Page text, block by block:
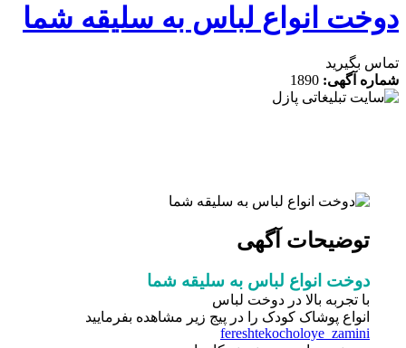
انواع لباس به سلیقه شما
بگیرید
آگهی:1890
توضیحات آگهی
دوخت انواع لباس به سلیقه شما
با تجربه بالا در دوخت لباس
انواع پوشاک کودک را در پیج زیر مشاهده بفرمایید
fereshtekocholoye_zamini